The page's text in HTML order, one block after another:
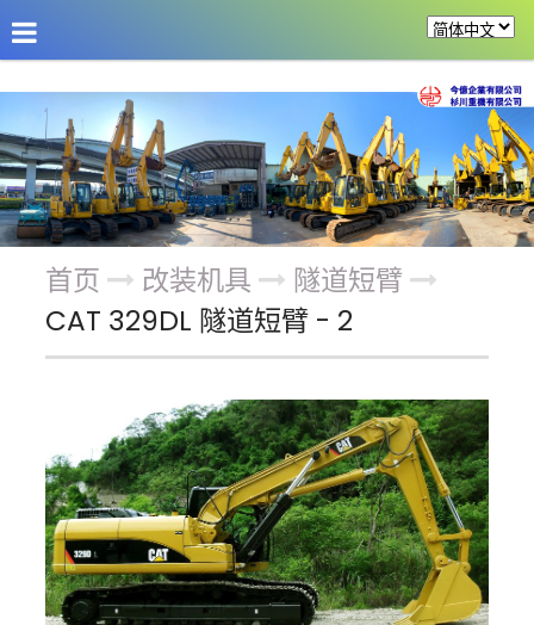
公司介绍 最新消息 改装机具
首页 改装机具
隧道短臂
CAT 329DL 隧道短臂 - 2